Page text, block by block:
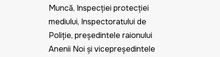
Muncă, Inspecției protecției
mediului, Inspectoratului de
Poliție, președintele raionului
Anenii Noi și vicepreședintele